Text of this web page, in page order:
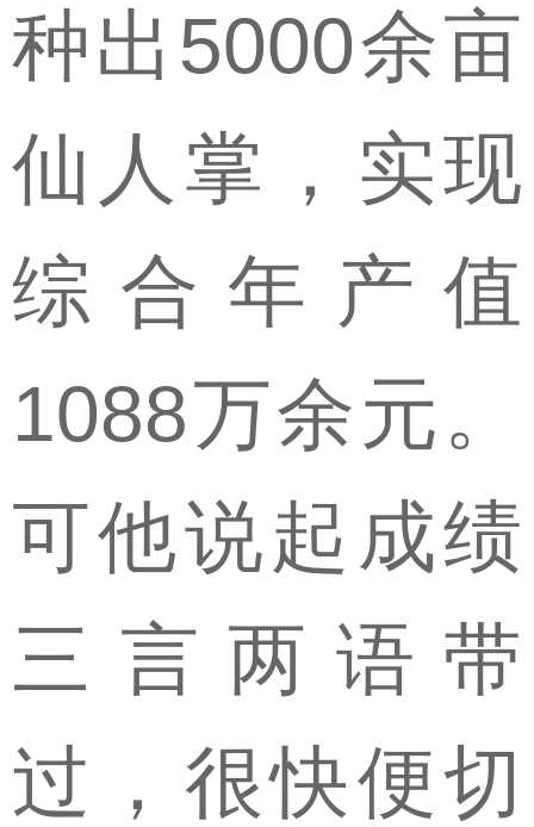
种出5000余亩
仙人掌，实现
综合年产值
1088万余元。
可他说起成绩
三言两语带
过，很快便切